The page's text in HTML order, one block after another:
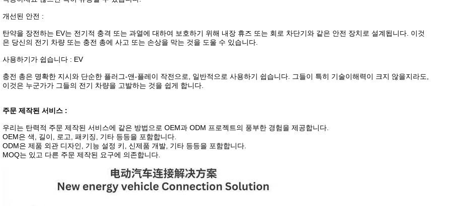
개선된 안전 :
탄약을 장전하는 EV는 전기적 충격 또는 과열에 대하여 보호하기 위해 내장 휴즈 또는 회로 차단기와 같은 안전 장치로 설계됩니다. 이것
은 당신의 전기 차량 또는 충전 총에 사고 또는 손상을 막는 것을 도울 수 있습니다.
사용하기가 쉽습니다 : EV
충전 총은 명확한 지시와 단순한 플러그-앤-플레이 작전으로, 일반적으로 사용하기 쉽습니다. 그들이 특히 기술이해력이 크지 않을지라도,
이것은 누군가가 그들의 전기 차량을 고발하는 것을 쉽게 합니다.
주문 제작된 서비스 :
우리는 탄력적 주문 제작된 서비스에 같은 방법으로 OEM과 ODM 프로젝트의 풍부한 경험을 제공합니다.
OEM은 색, 길이, 로고, 패키징, 기타 등등을 포함합니다.
ODM은 제품 외관 디자인, 기능 설정 키, 신제품 개발, 기타 등등을 포함합니다.
MOQ는 있고 다른 주문 제작된 요구에 의존합니다.